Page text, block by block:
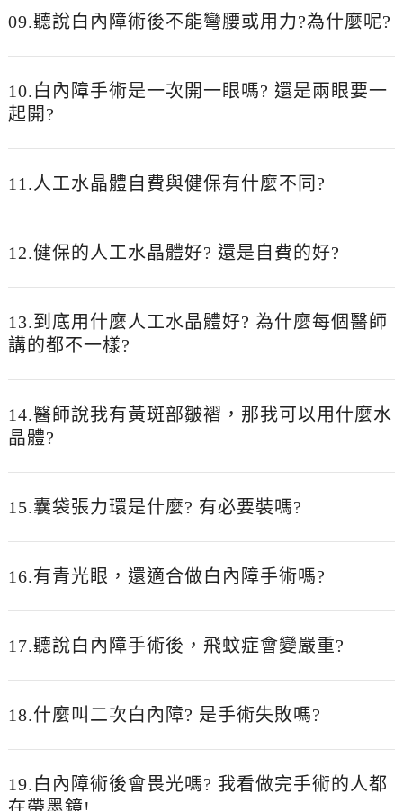
09.聽說白內障術後不能彎腰或用力?為什麼呢?
10.白內障手術是一次開一眼嗎? 還是兩眼要一
起開?
11.人工水晶體自費與健保有什麼不同?
12.健保的人工水晶體好? 還是自費的好?
13.到底用什麼人工水晶體好? 為什麼每個醫師
講的都不一樣?
14.醫師說我有黃斑部皺褶，那我可以用什麼水
晶體?
15.囊袋張力環是什麼? 有必要裝嗎?
16.有青光眼，還適合做白內障手術嗎?
17.聽說白內障手術後，飛蚊症會變嚴重?
18.什麼叫二次白內障? 是手術失敗嗎?
19.白內障術後會畏光嗎? 我看做完手術的人都